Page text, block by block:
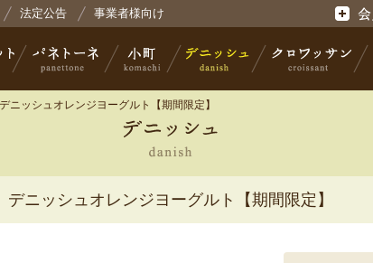
会員登録
小町 デニッシュ
法定公告 事業者様向け
ニッシュオレンジヨーグルト【期間限定】
デニッシュオレンジヨーグルト【期間限定】